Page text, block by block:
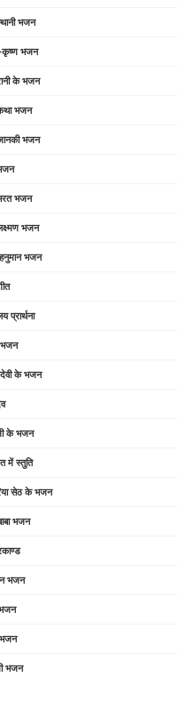
भजन
कृष्ण भजन
के भजन
भजन
भजन
भजन
भजन
भजन
प्रार्थना
भजन
देवी के भजन
के भजन
में स्तुति
सेठ के भजन
भजन
भजन
भजन
भजन
भजन